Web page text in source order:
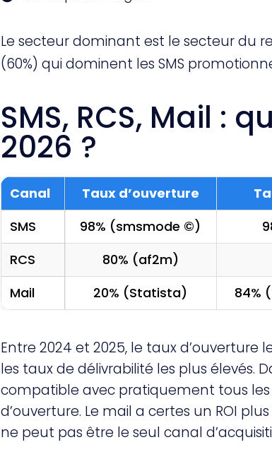
Le secteur dominant est le secteur du
(60%) qui dominent les SMS
SMS, RCS, Mail :
2026 ?
Canal Taux d’ouverture
SMS
98% (smsmode ©)
RCS
80% (af2m)
Mail
20% (Statista) 84%
Entre 2024 et 2025, le taux d’ouverture
les taux de délivrabilité les plus élevés.
compatible avec pratiquement tous
d’ouverture. Le mail a certes un ROI
ne peut pas être le seul canal